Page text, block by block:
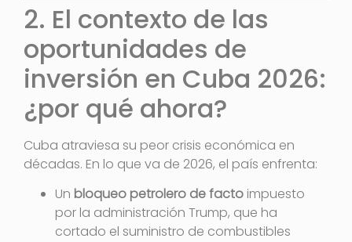
2. El contexto de las
oportunidades de
inversión en Cuba 2026:
¿por qué ahora?
Cuba atraviesa su peor crisis económica en
décadas. En lo que va de 2026, el país enfrenta:
Un bloqueo petrolero de facto impuesto
por la administración Trump, que ha
cortado el suministro de combustibles